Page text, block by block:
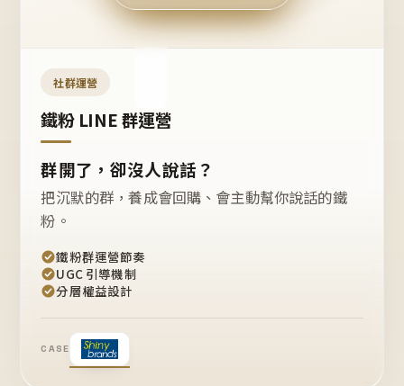
開團
嗎？
社群運營
鐵粉 LINE 群運營
群開了，卻沒人說話？
把沉默的群，養成會回購、會主動幫你說話的鐵
粉。
鐵粉群運營節奏
UGC 引導機制
分層權益設計
CASE